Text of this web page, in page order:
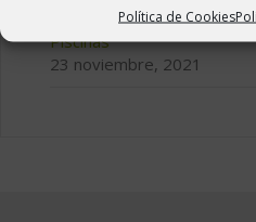
Política de Cookies
Contrato de servicios: Bar
Piscinas
23 noviembre, 2021